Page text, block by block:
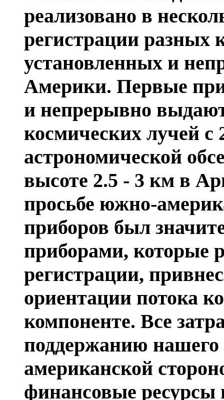
реализовано в
регистрации разных
установленных и
Америки. Первые
и непрерывно
космических лучей с
астрономической
высоте 2.5 - 3 км в
просьбе южно-
приборов был
приборами, которые
регистрации,
ориентации потока
компоненте. Все
поддержанию
американской
финансовые ресурсы